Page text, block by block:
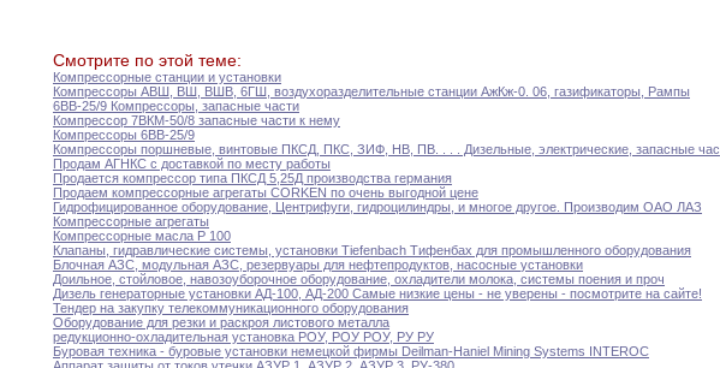
Смотрите по этой теме:
Компрессорные станции и установки
Компрессоры АВШ
ВШ ВШВ 6ГШ воздухоразделительные станции АжКж-0. 06 газификаторы
Рампы
6ВВ-25/9 Компрессоры запасные части
Компрессор 7ВКМ-50/8 запасные части к нему
Компрессоры 6ВВ-25/9
Компрессоры поршневые винтовые ПКСД ПКС ЗИФ НВ ПВ. Дизельные электрические запасные час
Продам АГНКС с доставкой по месту работы
Продается компрессор типа ПКСД 5 25Д производства германия
Продаем компрессорные агрегаты CORKEN по очень выгодной цене
Гидрофицированное оборудование
Центрифуги гидроцилиндры и многое другое Производим ОАО ЛАЗ
Компрессорные агрегаты
Компрессорные масла P 100
Клапаны гидравлические системы установки Tiefenbach Тифенбах для промышленного оборудования
Блочная АЗС модульная АЗС резервуары для нефтепродуктов насосные установки
Доильное стойловое навозоуборочное оборудование охладители молока системы поения и проч
Дизель генераторные установки АД-100 АД-200 Самые низкие цены - не уверены - посмотрите на сайте!
Тендер на закупку телекоммуникационного оборудования
Оборудование для резки и раскроя листового металла
редукционно-охладительная установка РОУ, РОУ РОУ, РУ РУ
Буровая техника - буровые установки немецкой фирмы Deilman-Haniel Mining Systems INTEROC